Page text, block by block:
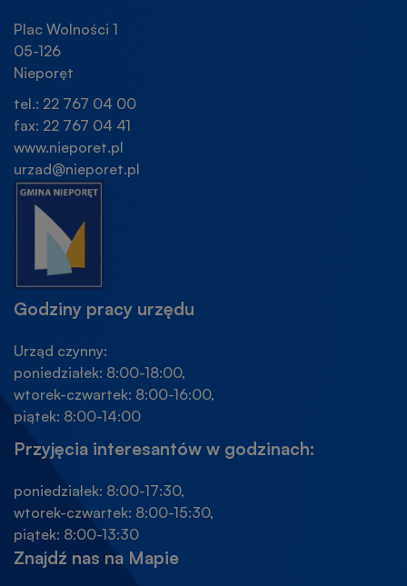
Plac Wolności 1
05-126
Nieporęt
tel.: 22 767 04 00
fax: 22 767 04 41
www.nieporet.pl
urzad@nieporet.pl
Godziny pracy urzędu
Urząd czynny:
poniedziałek: 8:00-18:00,
wtorek-czwartek: 8:00-16:00,
piątek: 8:00-14:00
Przyjęcia interesantów w godzinach:
poniedziałek: 8:00-17:30,
wtorek-czwartek: 8:00-15:30,
piątek: 8:00-13:30
Znajdź nas na Mapie